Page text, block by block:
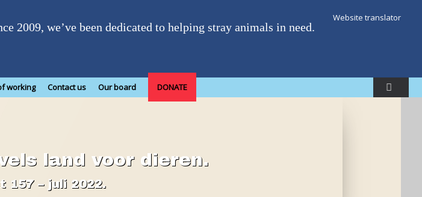
2009, we’ve been dedicated to helping stray animals in need.
Website translator
working Contact us Our board DONATE
land voor dieren.
157 – juli 2022.